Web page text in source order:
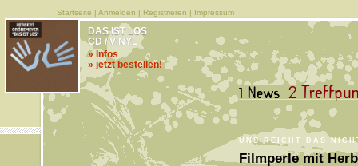
Startseite | Anmelden | Registrieren | Impressum
UNS REICHT DAS
Filmperle mit
DAS IST LOS
CD / VINYL
» Infos
» jetzt bestellen!